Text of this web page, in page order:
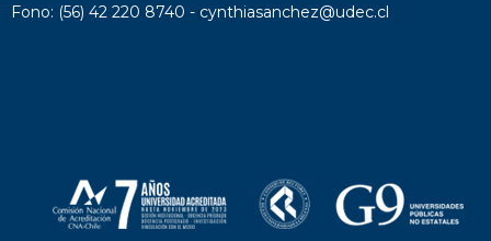
Fono: (56) 42 220 8740 - cynthiasanchez@udec.cl